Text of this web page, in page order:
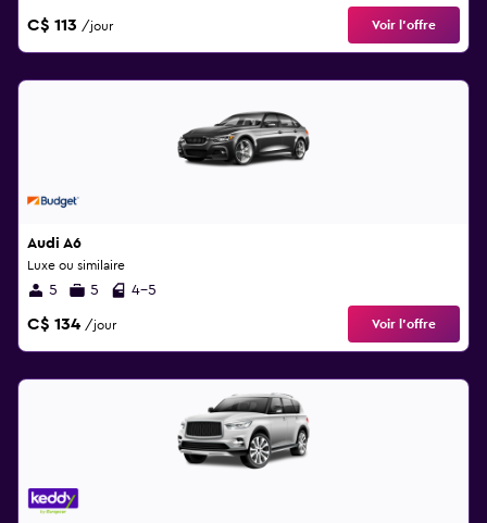
C$ 113 /jour Voir l’offre
Audi A6
Luxe ou similaire
5 5 4-5
C$ 134 /jour Voir l’offre